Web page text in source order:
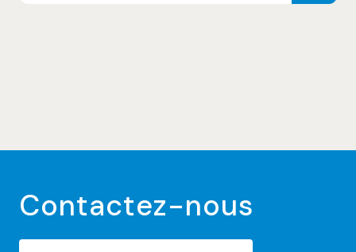
Contactez-nous